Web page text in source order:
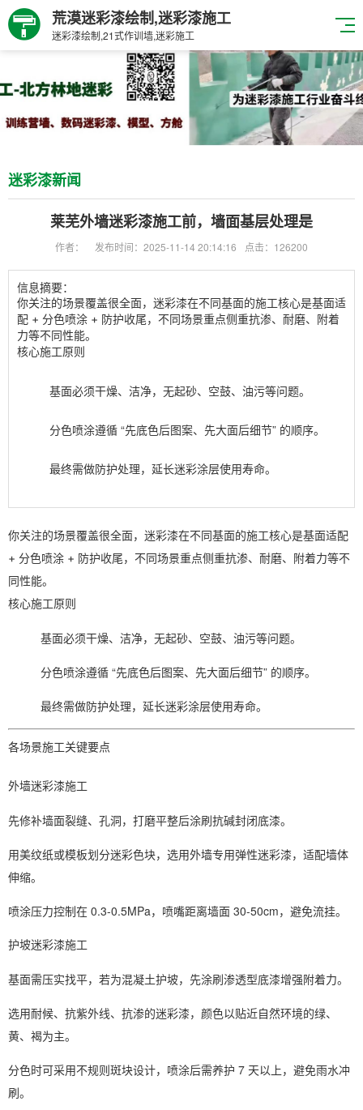
荒漠迷彩漆绘制,迷彩漆施工
迷彩漆绘制,21式作训墙,迷彩施工
迷彩漆新闻
莱芜外墙迷彩漆施工前，墙面基层处理是
作者： 发布时间：2025-11-14 20:14:16 点击：126200
信息摘要：
你关注的场景覆盖很全面，迷彩漆在不同基面的施工核心是基面适
配 + 分色喷涂 + 防护收尾，不同场景重点侧重抗渗、耐磨、附着
力等不同性能。
核心施工原则
基面必须干燥、洁净，无起砂、空鼓、油污等问题。
分色喷涂遵循 “先底色后图案、先大面后细节” 的顺序。
最终需做防护处理，延长迷彩涂层使用寿命。
你关注的场景覆盖很全面，迷彩漆在不同基面的施工核心是基面适配
+ 分色喷涂 + 防护收尾，不同场景重点侧重抗渗、耐磨、附着力等不
同性能。
核心施工原则
基面必须干燥、洁净，无起砂、空鼓、油污等问题。
分色喷涂遵循 “先底色后图案、先大面后细节” 的顺序。
最终需做防护处理，延长迷彩涂层使用寿命。
各场景施工关键要点
外墙迷彩漆施工
先修补墙面裂缝、孔洞，打磨平整后涂刷抗碱封闭底漆。
用美纹纸或模板划分迷彩色块，选用外墙专用弹性迷彩漆，适配墙体
伸缩。
喷涂压力控制在 0.3-0.5MPa，喷嘴距离墙面 30-50cm，避免流挂。
护坡迷彩漆施工
基面需压实找平，若为混凝土护坡，先涂刷渗透型底漆增强附着力。
选用耐候、抗紫外线、抗渗的迷彩漆，颜色以贴近自然环境的绿、
黄、褐为主。
分色时可采用不规则斑块设计，喷涂后需养护 7 天以上，避免雨水冲
刷。